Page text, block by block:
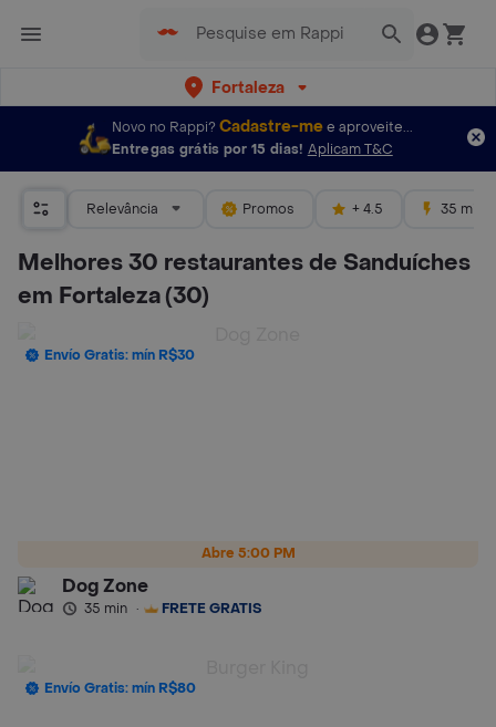
Fortaleza
Novo no Rappi? Cadastre-mee aproveite...
Entregas grátis por 15 dias! Aplicam T&C
Relevância Promos + 4.5 35 mins
Melhores 30 restaurantes de Sanduíches
em Fortaleza(30)
Abre 5:00 PM
Envío Gratis: mín R$30
Dog Zone
35 min · FRETE GRÁTIS
Envío Gratis: mín R$80